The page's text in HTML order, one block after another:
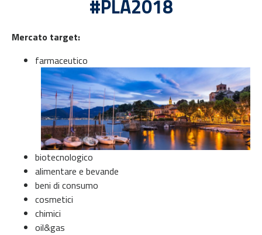
#PLA2018
Mercato target:
farmaceutico
biotecnologico
alimentare e bevande
beni di consumo
cosmetici
chimici
oil&gas